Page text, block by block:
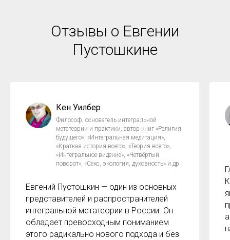
Отзывы о Евгении
Пустошкине
Кен Уилбер
Философ, основатель интегральной
метатеории и практики, автор книг «Религия
будущего», «Интегральная медитация»,
«Краткая история всего», «Теория всего»,
«Интегральное видение», «Четвёртый
поворот», «Секс, экология, духовность» и др.
Евгений Пустошкин — один из основных
представителей и распространителей
интегральной метатеории в России. Он
обладает превосходным пониманием
этого радикально нового подхода и без